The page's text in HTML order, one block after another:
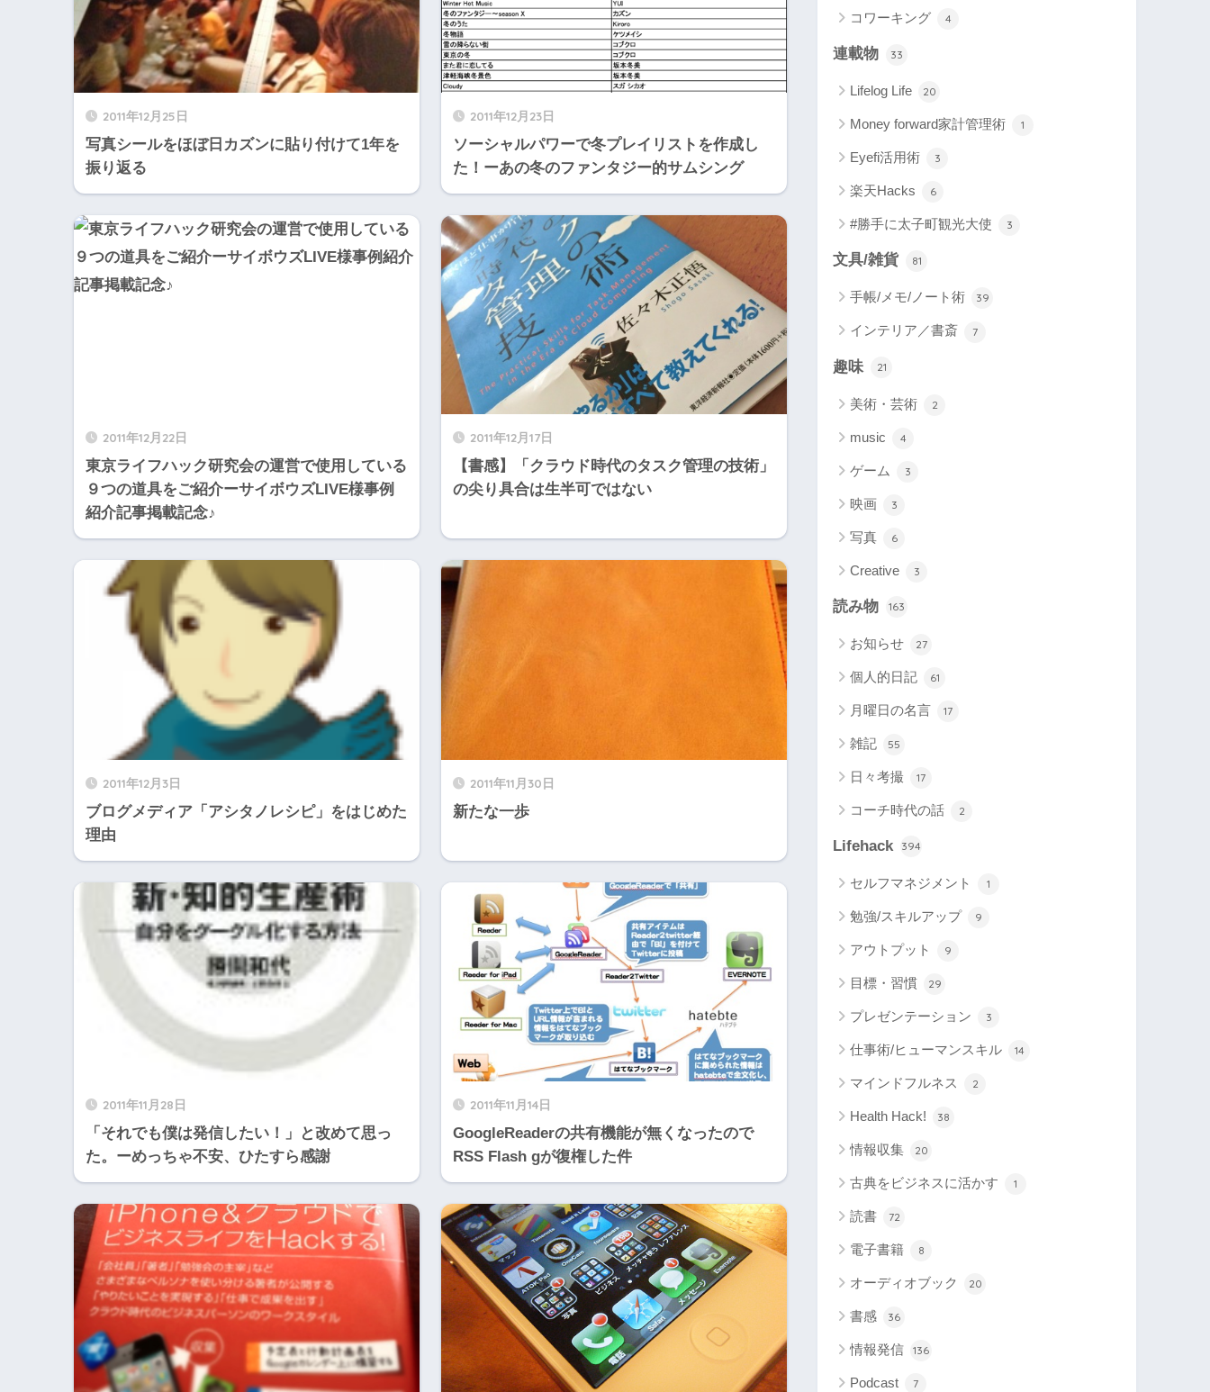
2011年12月25日
写真シールをほぼ日カズンに貼り付けて1年を
振り返る
2011年12月23日
ソーシャルパワーで冬プレイリストを作成し
た！ーあの冬のファンタジー的サムシング
2011年12月22日
東京ライフハック研究会の運営で使用している
９つの道具をご紹介ーサイボウズLIVE様事例
紹介記事掲載記念♪
2011年12月17日
【書感】「クラウド時代のタスク管理の技術」
の尖り具合は生半可ではない
2011年12月3日
ブログメディア「アシタノレシピ」をはじめた
理由
2011年11月30日
新たな一歩
2011年11月28日
「それでも僕は発信したい！」と改めて思っ
た。ーめっちゃ不安、ひたすら感謝
2011年11月14日
GoogleReaderの共有機能が無くなったので
RSS Flash gが復権した件
コワーキング 4
連載物 33
Lifelog Life 20
Money forward家計管理術 1
Eyefi活用術 3
楽天Hacks 6
#勝手に太子町観光大使 3
文具/雑貨 81
手帳/メモ/ノート術 39
インテリア／書斎 7
趣味 21
美術・芸術 2
music 4
ゲーム 3
映画 3
写真 6
Creative 3
読み物 163
お知らせ 27
個人的日記 61
月曜日の名言 17
雑記 55
日々考撮 17
コーチ時代の話 2
Lifehack 394
セルフマネジメント 1
勉強/スキルアップ 9
アウトプット 9
目標・習慣 29
プレゼンテーション 3
仕事術/ヒューマンスキル 14
マインドフルネス 2
Health Hack! 38
情報収集 20
古典をビジネスに活かす 1
読書 72
電子書籍 8
オーディオブック 20
書感 36
情報発信 136
Podcast 7